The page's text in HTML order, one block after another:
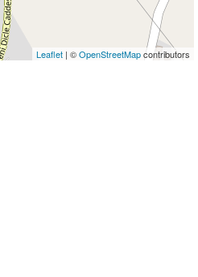
Leaflet | ©OpenStreetMapcontributors